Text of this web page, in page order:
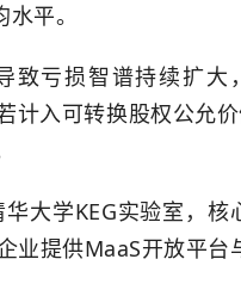
平。
致亏损智谱持续扩
计入可转换股权公允
大学KEG实验室，
业提供MaaS开放平台